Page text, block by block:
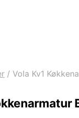
/ Vola Kv1